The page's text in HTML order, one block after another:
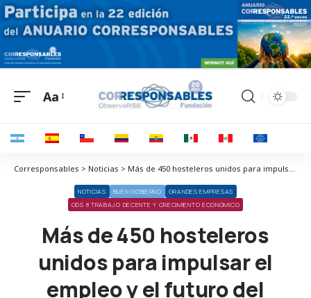
Aa
Corresponsables > Noticias > Más de 450 hosteleros unidos para impulsar el empleo y el futuro del sector
NOTICIAS BUEN GOBIERNO
GRANDES EMPRESAS
ODS 8 TRABAJO DECENTE Y CRECIMIENTO ECONÓMICO
Más de 450 hosteleros
unidos para impulsar el
empleo y el futuro del